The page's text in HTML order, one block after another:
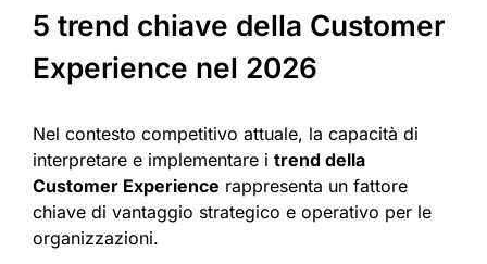
5 trend chiave della Customer
Experience nel 2026
Nel contesto competitivo attuale, la capacità di
interpretare e implementare i trend della
Customer Experience rappresenta un fattore
chiave di vantaggio strategico e operativo per le
organizzazioni.